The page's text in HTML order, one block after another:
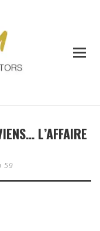
L’AFFAIRE
59